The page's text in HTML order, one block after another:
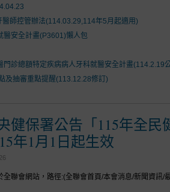
師控管辦法(114.03.29,114年5月起適用)
醫安全計畫(P3601)懶人包
門診總額特定疾病病人牙科就醫安全計畫(114.2.19
及抽審重點提醒(113.12.28修訂)
健保署公告「115年全
年1月1日起生效
全聯會網站，路徑:(全聯會首頁/本會消息/新聞資訊/